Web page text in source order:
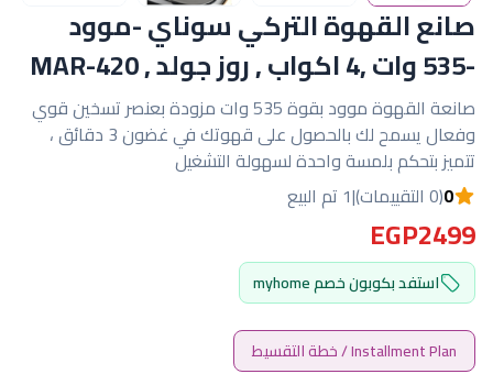
صانع القهوة التركي سوناي -موود
-535 وات ,4 اكواب , روز جولد , MAR-420
صانعة القهوة موود بقوة 535 وات مزودة بعنصر تسخين قوي
وفعال يسمح لك بالحصول على قهوتك في غضون 3 دقائق ،
تتميز بتحكم بلمسة واحدة لسهولة التشغيل
0(0 التقييمات) |1 تم البيع
EGP2499
استفد بكوبون خصم myhome
Installment Plan / خطة التقسيط